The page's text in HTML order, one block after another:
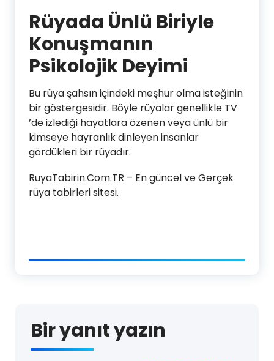
Rüyada Ünlü Biriyle
Konuşmanın
Psikolojik Deyimi
Bu rüya şahsın içindeki meşhur olma isteğinin
bir göstergesidir. Böyle rüyalar genellikle TV
’de izlediği hayatlara özenen veya ünlü bir
kimseye hayranlık dinleyen insanlar
gördükleri bir rüyadır.
RuyaTabirin.Com.TR – En güncel ve Gerçek
rüya tabirleri sitesi.
Bir yanıt yazın